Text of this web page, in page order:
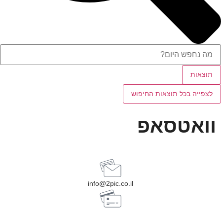
תוצאות
לצפייה בכל תוצאות החיפוש
וואטסאפ
info@2pic.co.il